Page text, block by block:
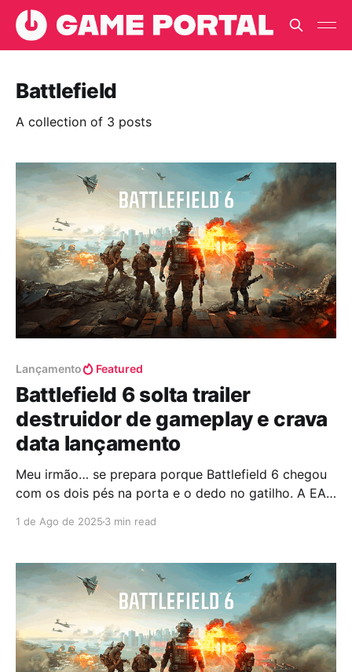
Battlefield
A collection of 3 posts
Lançamento Featured
Battlefield 6 solta trailer
destruidor de gameplay e crava
data lançamento
Meu irmão… se prepara porque Battlefield 6 chegou
com os dois pés na porta e o dedo no gatilho. A EA
julho, rolou uma apresentação global com trailer
DICE, Criterion, Motive
1 de Ago de 2025 3 min read